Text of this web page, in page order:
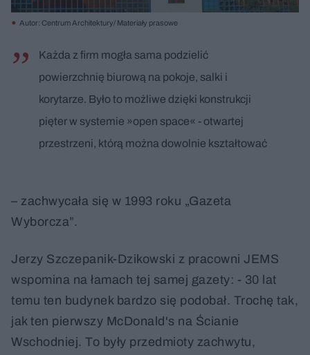
Autor: Centrum Architektury/ Materiały prasowe
Każda z firm mogła sama podzielić
powierzchnię biurową na pokoje, salki i
korytarze. Było to możliwe dzięki konstrukcji
pięter w systemie »open space« - otwartej
przestrzeni, którą można dowolnie kształtować
– zachwycała się w 1993 roku „Gazeta
Wyborcza”.
Jerzy Szczepanik-Dzikowski z pracowni JEMS
wspomina na łamach tej samej gazety: - 30 lat
temu ten budynek bardzo się podobał. Trochę tak,
jak ten pierwszy McDonald's na Ścianie
Wschodniej. To były przedmioty zachwytu,